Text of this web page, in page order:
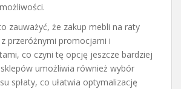
zauważyć, że zakup mebli na raty
przeróżnymi promocjami i
co czyni tę opcję jeszcze bardziej
umożliwia również wybór
spłaty, co ułatwia optymalizację